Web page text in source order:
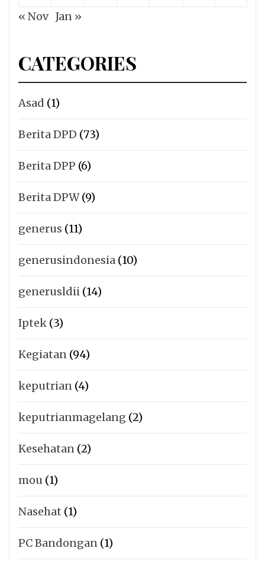
« Nov Jan »
CATEGORIES
Asad (1)
Berita DPD (73)
Berita DPP (6)
Berita DPW(9)
generus (11)
generusindonesia (10)
generusldii (14)
Iptek (3)
Kegiatan (94)
keputrian (4)
keputrianmagelang (2)
Kesehatan (2)
mou (1)
Nasehat (1)
PC Bandongan (1)